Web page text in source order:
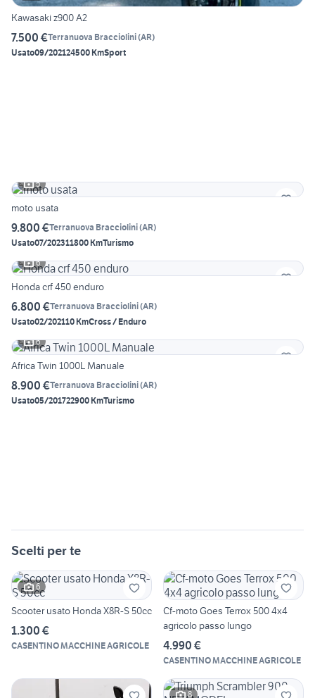
Kawasaki z900 A2
7.500 €Terranuova Bracciolini(AR)
Usato09/202124500 KmSport
5
moto usata
9.800 €Terranuova Bracciolini(AR)
Usato07/202311800 KmTurismo
6
Honda crf 450 enduro
6.800 €Terranuova Bracciolini(AR)
Usato02/202110 KmCross / Enduro
6
Africa Twin 1000L Manuale
8.900 €Terranuova Bracciolini(AR)
Usato05/201722900 KmTurismo
Scelti per te
6
Scooter usato Honda X8R-S 50cc
1.300 €
CASENTINO MACCHINE AGRICOLE
Cf-moto Goes Terrox 500 4x4
agricolo passo lungo
4.990 €
CASENTINO MACCHINE AGRICOLE
8